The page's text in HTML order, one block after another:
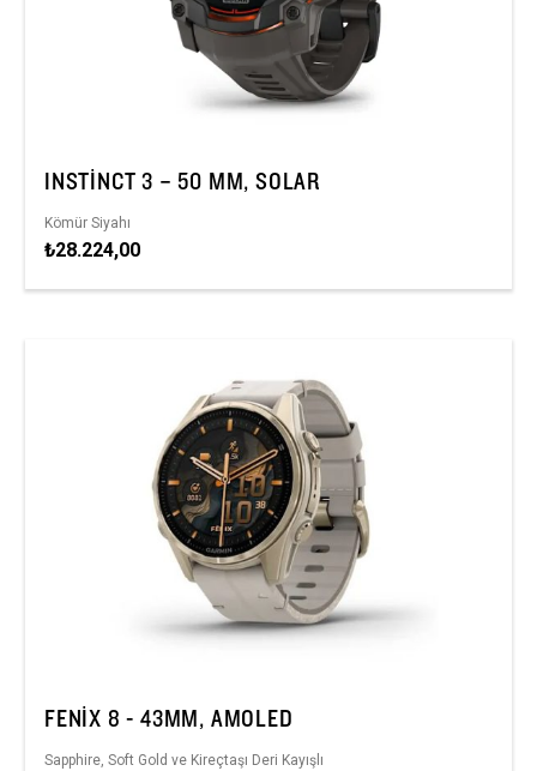
INSTINCT 3 – 50 MM, SOLAR
Kömür Siyahı
₺28.224,00
FENIX 8 - 43MM, AMOLED
Sapphire, Soft Gold ve Kireçtaşı Deri Kayışlı